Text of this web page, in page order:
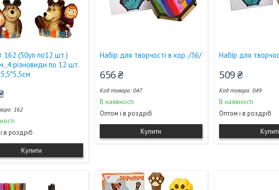
162 (50уп по12 шт.)
різновиди по 12 шт.
162
в роздріб
Купити
Набір для творчості в кор. /36/
656 ₴
047
В наявності
Оптом і в роздріб
Купити
Набір для
509 ₴
049
В наявності
Оптом і в роздріб